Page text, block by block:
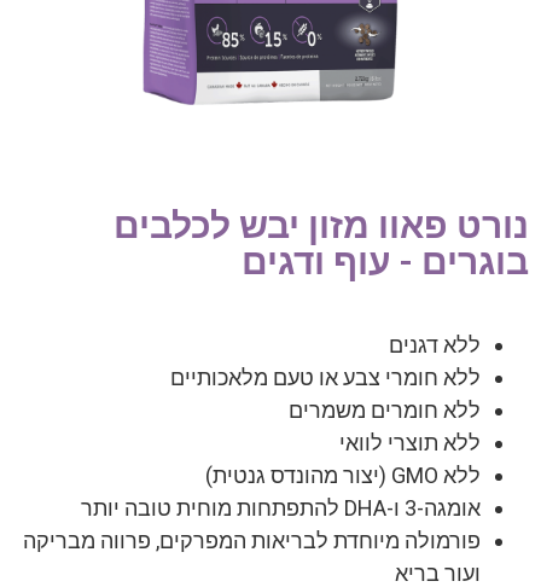
נורט פאוו מזון יבש לכלבים
בוגרים - עוף ודגים
ללא דגנים
ללא חומרי צבע או טעם מלאכותיים
ללא חומרים משמרים
ללא תוצרי לוואי
ללא GMO (יצור מהונדס גנטית)
אומגה-3 ו-DHA להתפתחות מוחית טובה יותר
פורמולה מיוחדת לבריאות המפרקים, פרווה מבריקה
ועור בריא